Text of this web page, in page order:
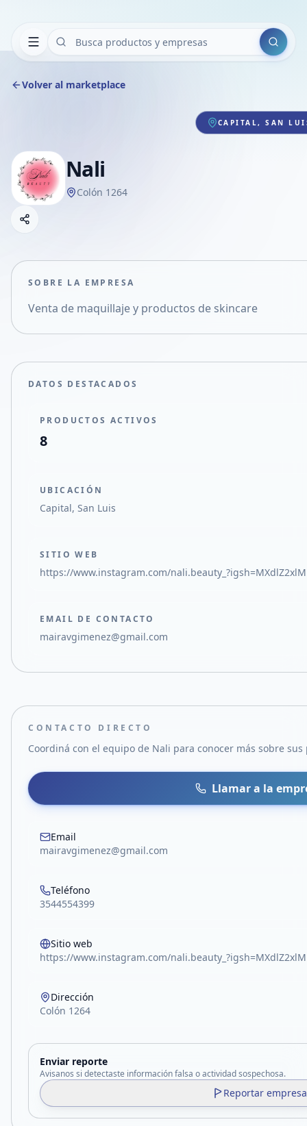
Buscar
Volver al marketplace
CAPITAL, SAN
Nali
Colón 1264
Compartir empresa
Compartir en X
SOBRE LA EMPRESA
Venta de maquillaje y productos de skincare
DATOS DESTACADOS
PRODUCTOS ACTIVOS
8
UBICACIÓN
Capital, San Luis
SITIO WEB
https://www.instagram.com/
EMAIL DE CONTACTO
mairavgimenez@gmail.com
CONTACTO DIRECTO
Coordiná con el equipo de Nali para conocer más sobre
Llamar a la
Email
mairavgimenez@gmail.com
Teléfono
3544554399
Sitio web
https://www.instagram.com/
Dirección
Colón 1264
Enviar reporte
Avisanos si detectaste información falsa o actividad sospechosa.
Reportar empresa